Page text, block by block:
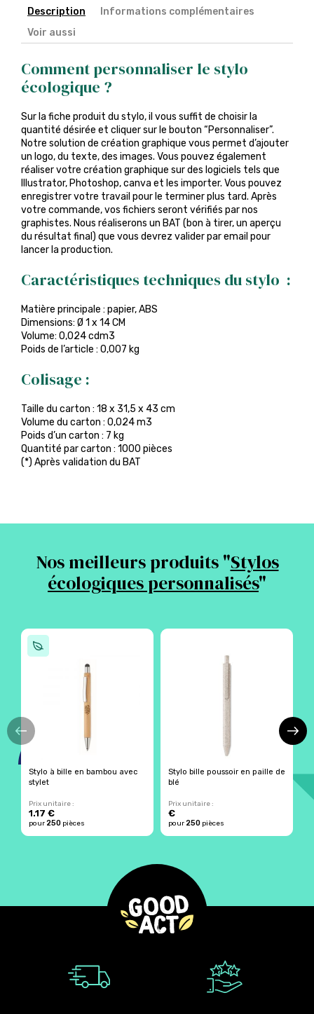
Description
Informations complémentaires
Voir aussi
Comment personnaliser le stylo
écologique ?
Sur la fiche produit du stylo, il vous suffit de choisir la
quantité désirée et cliquer sur le bouton “Personnaliser”.
Notre solution de création graphique vous permet d’ajouter
un logo, du texte, des images. Vous pouvez également
réaliser votre création graphique sur des logiciels tels que
Illustrator, Photoshop, canva et les importer. Vous pouvez
enregistrer votre travail pour le terminer plus tard. Après
votre commande, vos fichiers seront vérifiés par nos
graphistes. Nous réaliserons un BAT (bon à tirer, un aperçu
du résultat final) que vous devrez valider par email pour
lancer la production.
Caractéristiques techniques du stylo :
Matière principale : papier, ABS
Dimensions: Ø 1 x 14 CM
Volume: 0,024 cdm3
Poids de l’article : 0,007 kg
Colisage :
Taille du carton : 18 x 31,5 x 43 cm
Volume du carton : 0,024 m3
Poids d’un carton : 7 kg
Quantité par carton : 1000 pièces
(*) Après validation du BAT
Nos meilleurs produits "Stylos
écologiques personnalisés"
Stylo à bille en bambou avec
stylet
Prix unitaire :
1.17 €
pour250 pièces
Stylo bille poussoir en paille de
blé
Prix unitaire :
€
pour250 pièces